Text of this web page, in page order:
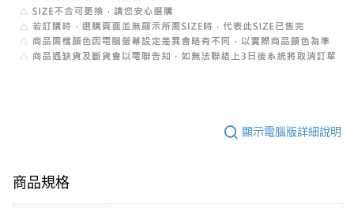
顯示電腦版詳細說明
商品規格